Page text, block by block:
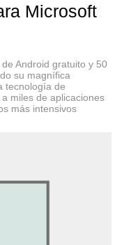
optimizando
idiomas,
cartas
lo necesitas, con
partir de
desde lo
Microsoft
Android gratuito y 50
su magnífica
tecnología de
miles de aplicaciones
más intensivos